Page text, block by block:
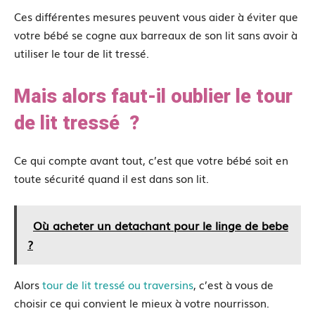
Ces différentes mesures peuvent vous aider à éviter que
votre bébé se cogne aux barreaux de son lit sans avoir à
utiliser le tour de lit tressé.
Mais alors faut-il oublier le tour
de lit tressé ?
Ce qui compte avant tout, c’est que votre bébé soit en
toute sécurité quand il est dans son lit.
Où acheter un detachant pour le linge de bebe
?
Alorstour de lit tressé ou traversins, c’est à vous de
choisir ce qui convient le mieux à votre nourrisson.